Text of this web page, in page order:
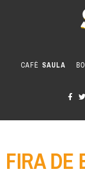
CAFÈ SAULA
FIRA DE